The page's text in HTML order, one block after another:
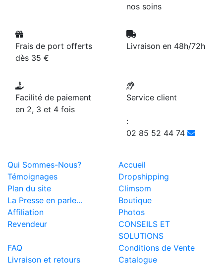
nos soins
Frais de port offerts
dès 35 €
Livraison en 48h/72h
Facilité de paiement
en 2, 3 et 4 fois
Service client
:
02 85 52 44 74
Qui Sommes-Nous?
Accueil
Témoignages
Dropshipping
Plan du site
Climsom
La Presse en parle...
Boutique
Affiliation
Photos
Revendeur
CONSEILS ET
SOLUTIONS
FAQ
Conditions de Vente
Livraison et retours
Catalogue